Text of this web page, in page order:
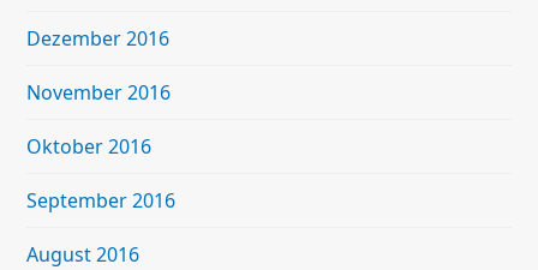
Dezember 2016
November 2016
Oktober 2016
September 2016
August 2016